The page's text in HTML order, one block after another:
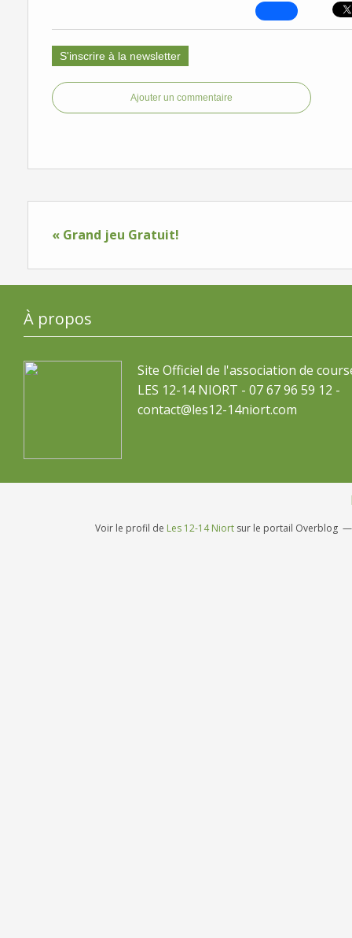
S'inscrire à la newsletter
Ajouter un commentaire
« Grand jeu Gratuit!
À propos
Site Officiel de l'association de
LES 12-14 NIORT - 07 67 96 59 12 -
contact@les12-14niort.com
Voir le profil de Les 12-14 Niort sur le portail Overblog